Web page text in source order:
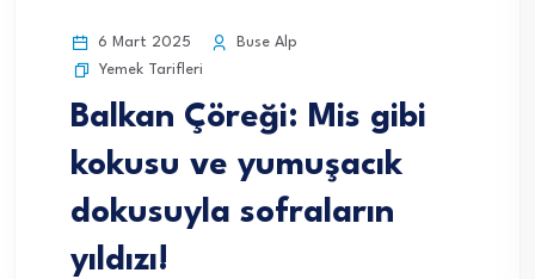
6 Mart 2025
Buse Alp
Yemek Tarifleri
Balkan Çöreği: Mis gibi
kokusu ve yumuşacık
dokusuyla sofraların
yıldızı!